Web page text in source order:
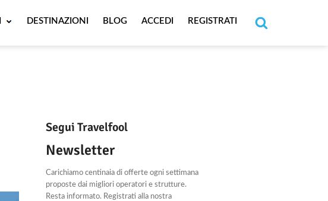
DESTINAZIONI BLOG ACCEDI REGISTRATI
Segui Travelfool
Newsletter
Carichiamo centinaia di offerte ogni settimana
proposte dai migliori operatori e strutture.
Resta informato. Registrati alla nostra